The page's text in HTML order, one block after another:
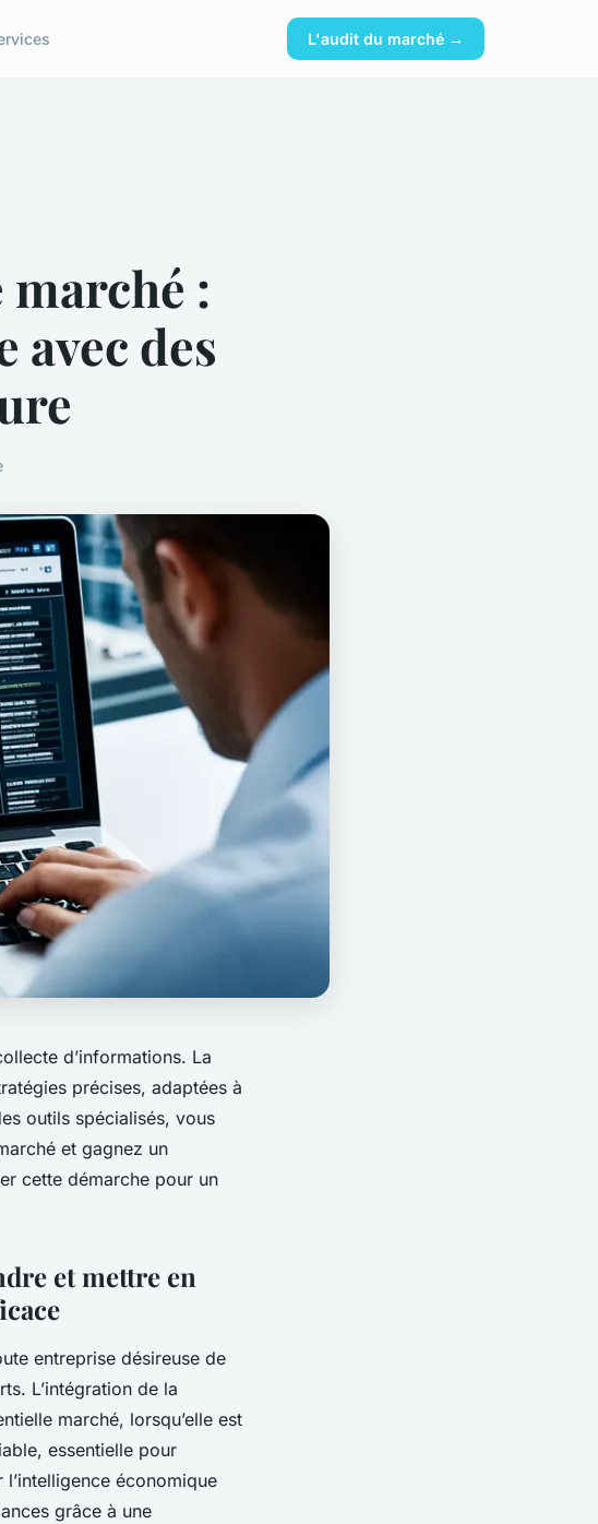
L'audit du marché →
:
avec des
d’informations. La
précises, adaptées à
outils spécialisés, vous
et gagnez un
cette démarche pour un
et mettre en
entreprise désireuse de
L’intégration de la
marché, lorsqu’elle est
essentielle pour
économique
grâce à une